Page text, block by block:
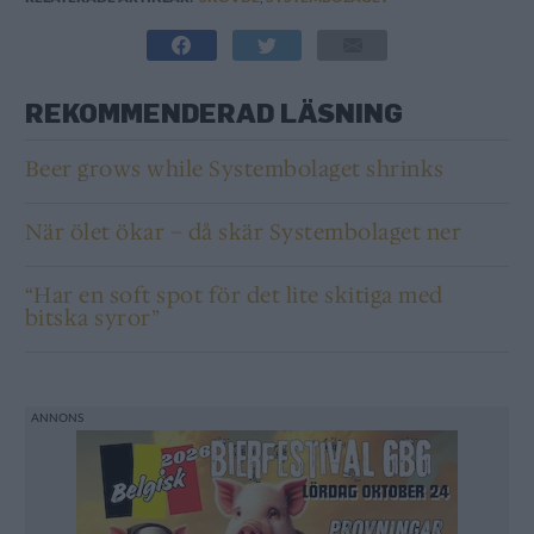
REKOMMENDERAD LÄSNING
Beer grows while Systembolaget shrinks
När ölet ökar – då skär Systembolaget ner
“Har en soft spot för det lite skitiga med
bitska syror”